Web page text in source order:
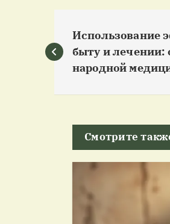
а
в
Использование
быту и лечении:
народной
Смотрите